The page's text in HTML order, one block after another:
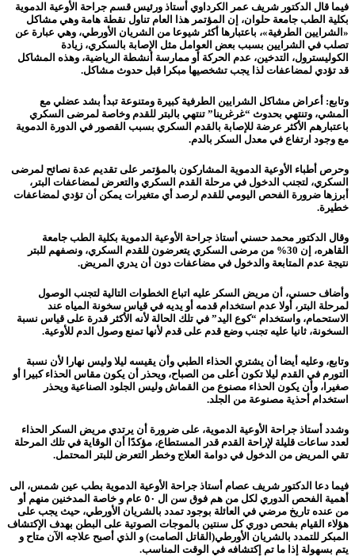
فيما قال الدكتور شريف عمر الكرداوي أستاذ ورئيس قسم جراحة الأوعية الدموية
بكلية الطب جامعة حلوان، إن المؤتمر هذا العام تناول نقطة هامة وهي مشاكل
«الشرايين الطرفية»، باعتبارها أكثر شيوعا من الشريان الأورطي، وهي عبارة عن
تصلب في الشرايين بسبب بعض العوامل مثل الإصابة بالسكري، زيادة
الكوليسترول، التدخين، عدم الحركة أو ممارسة أنشطة الرياضية، وهذه المشاكل
قد تؤدي لمضاعفات لذا يجب تشخصيها مبكرا قبل حدوث مشاكل.
وتابع: أعراض مشاكل الشرايين الطرفية كبيرة ومتنوعة تبدأ بشد عضلي مع
المشي، وتنتهي بحدوث “غرغرينا” تنتهي بالبتر للقدم وخاصة لمرضى السكري
باعتبارهم الأكثر عرضة للإصابة بالقدم السكري بسبب القصور في الدورة الدموية
مع وجود ارتفاع في معدل السكر بالدم.
وحرص أطباء الأوعية الدموية المشاركون بالمؤتمر على تقديم عدة نصائح لمرضى
السكري، لتجنب الدخول في مرحلة القدم السكري والتعرض لمضاعفات البتر،
أبرزها ضرورة الفحص اليومي للقدم لرصد أي متغيرات يمكن أن تؤدي لمضاعفات
خطيرة.
وقال الدكتور محمد حسني أستاذ جراحة الأوعية الدموية بكلية الطب جامعة
القاهره، إن 30% من مرضى السكري يتعرضون للقدم السكري، ونصفهم للبتر
نتيجة عدم المتابعة والدخول في مضاعفات دون أن يدري المريض.
وأضاف حسني، أن مريض السكر عليه اتباع الخطوات التالية لتجنب الوصول
لمرحلة البتر، أولا عدم استخدام قدمه أو يديه في قياس سخونة المياه عند
الاستحمام، واستخدام “كوع اليد” في تلك الحالة لأنه الأكثر قدرة على قياس نسبة
السخونة، ثانيا عليه تجنب وضع قدم على قدم لأنها تمنع وصول الدم للأوعية.
وتابع، وعليه أيضا أن يشتري الحذاء الطبي وأن يقيسه ليلا وليس نهارا لأن نسبة
التورم في القدم ليلا تكون أعلى من الصباح، ويحذر أن يكون مقاس الحذاء كبيرا أو
صغيرا، وأن يكون الحذاء مصنوع من القماش وليس الجلود الصناعية ويحذر
استخدام أحذية مصنوعة من الجلد.
وشدد أستاذ جراحة الأوعية الدموية، على ضرورة أن يرتدي مريض السكر الحذاء
لعدد ساعات قليلة لإراحة القدم قدر المستطاع، مؤكدًا أن الوقاية في تلك المرحلة
تقي المريض من الدخول في دوامة العلاج وخطر التعرض للبتر المحتمل.
فيما دعا الدكتور شريف عصام أستاذ جراحة الأوعية الدموية بطب عين شمس، الى
أهمية الفحص الدوري لكل من هم فوق سن ال ٥٠ عام و خاصة المدخنين منهم أو
من عنده تاريخ مرضي في العائلة بوجود تمدد بالشريان الأورطي، حيث يجب على
هؤلاء القيام بفحص دوري كل سنتين بالموجات الصوتية على البطن بهدف الإكتشاف
المبكر للتمدد بالشريان الأورطي(القاتل الصامت) و الذي أصبح علاجه الآن متاح و
يتم بسهولة إذا ما تم إكتشافه في الوقت المناسب.